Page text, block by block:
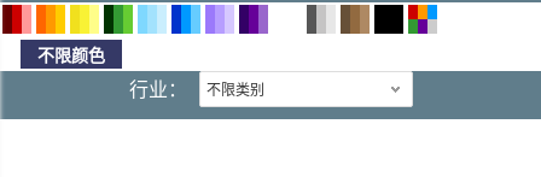
不限颜色
行业：